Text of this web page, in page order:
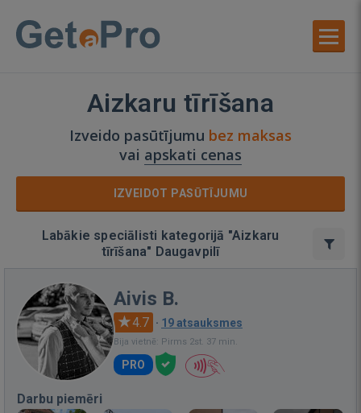
Aizkaru tīrīšana
Izveido pasūtījumu bez maksas
vai apskati cenas
IZVEIDOT PASŪTĪJUMU
Labākie speciālisti kategorijā "Aizkaru
tīrīšana" Daugavpilī
Aivis B.
4.7 · 19 atsauksmes
Bija vietnē: Pirms 2st. 37 min.
PRO
Darbu piemēri